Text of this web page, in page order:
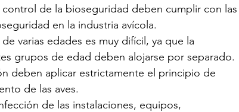
de la bioseguridad deben cumplir con las
en la industria avícola.
varias edades es muy difícil, ya que la
grupos de edad deben alojarse por separado.
deben aplicar estrictamente el principio de
de las aves.
de las instalaciones, equipos,